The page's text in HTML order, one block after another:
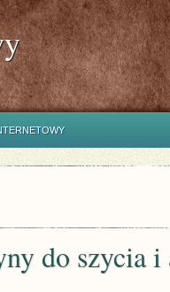
do szycia i